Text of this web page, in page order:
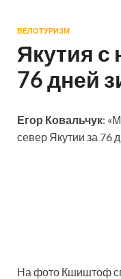
ВЕЛОТУРИЗМ
Якутия с
76 дней
Егор Ковальчук:
север Якутии за 76
На фото Кшиштоф